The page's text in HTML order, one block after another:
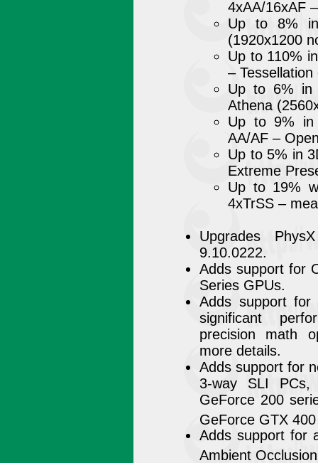
4xAA/16xAF
Up to 8% in
(1920x1200
Up to 110%
–
Up to 6% in
Athena
Up to 9% in
AA/AF –
Up to 5% in
Extreme
Up to 19%
4xTrSS –
Upgrades
9.10.0222.
Adds support for
Series GPUs.
Adds support for
significant
precision math
more details.
Adds support for
3-way SLI
GeForce 200
GeForce GTX
Adds support for
Ambient